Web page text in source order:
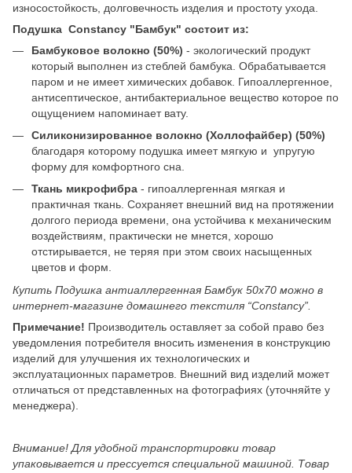
износостойкость, долговечность изделия и простоту ухода.
Подушка Constancy "Бамбук" состоит из:
Бамбуковое волокно (50%) - экологический продукт
который выполнен из стеблей бамбука. Обрабатывается
паром и не имеет химических добавок. Гипоаллергенное,
антисептическое, антибактериальное вещество которое по
ощущением напоминает вату.
Силиконизированное волокно (Холлофайбер) (50%)
благодаря которому подушка имеет мягкую и упругую
форму для комфортного сна.
Ткань микрофибра - гипоаллергенная мягкая и
практичная ткань. Сохраняет внешний вид на протяжении
долгого периода времени, она устойчива к механическим
воздействиям, практически не мнется, хорошо
отстирывается, не теряя при этом своих насыщенных
цветов и форм.
Купить Подушка антиаллергенная Бамбук 50x70 можно в
интернет-магазине домашнего текстиля “Constancy”.
Примечание! Производитель оставляет за собой право без
уведомления потребителя вносить изменения в конструкцию
изделий для улучшения их технологических и
эксплуатационных параметров. Внешний вид изделий может
отличаться от представленных на фотографиях (уточняйте у
менеджера).
Внимание! Для удобной транспортировки товар
упаковывается и прессуется специальной машиной. Товар